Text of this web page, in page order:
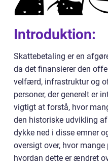
Introduktion:
Skattebetaling er en
da det finansierer den
velfærd, infrastruktur og
personer, der generelt er
vigtigt at forstå, hvor
den historiske udvikling
dykke ned i disse emner
oversigt over, hvor
hvordan dette er ændret